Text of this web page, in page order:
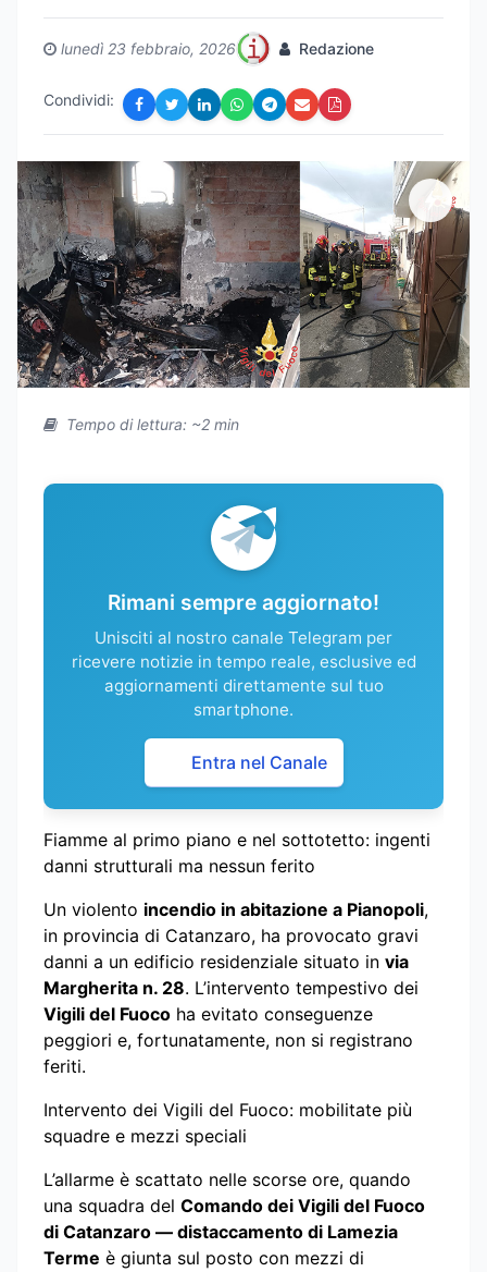
lunedì 23 febbraio, 2026 Redazione
Condividi:
Tempo di lettura: ~2 min
Rimani sempre aggiornato!
Unisciti al nostro canale Telegram per
ricevere notizie in tempo reale, esclusive ed
aggiornamenti direttamente sul tuo
smartphone.
Entra nel Canale
Fiamme al primo piano e nel sottotetto: ingenti
danni strutturali ma nessun ferito
Un violento incendio in abitazione a Pianopoli,
in provincia di Catanzaro, ha provocato gravi
danni a un edificio residenziale situato in via
Margherita n. 28. L’intervento tempestivo dei
Vigili del Fuoco ha evitato conseguenze
peggiori e, fortunatamente, non si registrano
feriti.
Intervento dei Vigili del Fuoco: mobilitate più
squadre e mezzi speciali
L’allarme è scattato nelle scorse ore, quando
una squadra del Comando dei Vigili del Fuoco
di Catanzaro — distaccamento di Lamezia
Terme è giunta sul posto con mezzi di